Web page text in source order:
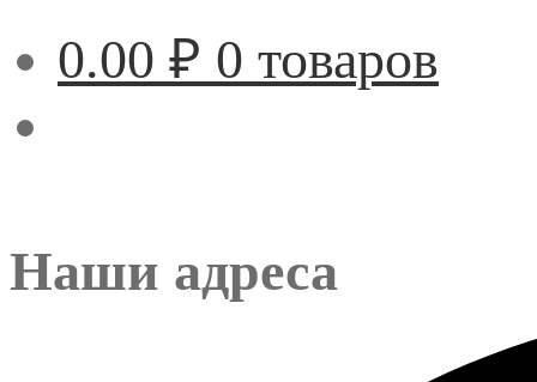
0.00 ₽ 0 товаров
Наши адреса